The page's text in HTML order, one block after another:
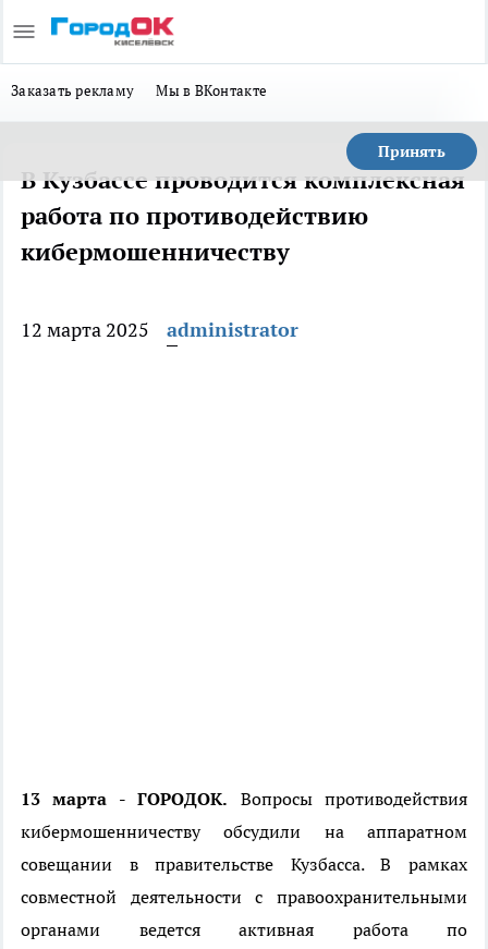
Заказать рекламу Мы в ВКонтакте
Принять
В Кузбассе проводится комплексная
работа по противодействию
кибермошенничеству
12 марта 2025 administrator
13 марта - ГОРОДОК. Вопросы противодействия
кибермошенничеству обсудили на аппаратном
совещании в правительстве Кузбасса. В рамках
совместной деятельности с правоохранительными
органами ведется активная работа по